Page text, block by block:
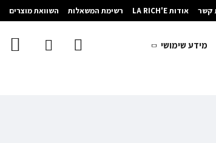
קשר אודות LA RICH'E רשימת המשאלות השוואת מוצרים
מידע שימושי